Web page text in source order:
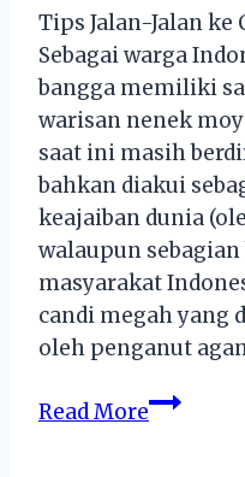
Tips Jalan-Jalan ke
Sebagai warga
bangga memiliki
warisan nenek
saat ini masih
bahkan diakui
keajaiban dunia
walaupun
masyarakat
candi megah yang
oleh penganut
Read MoreTips